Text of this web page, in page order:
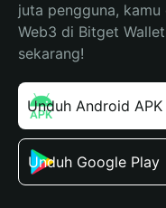
juta pengguna,
Web3 di Bitget
sekarang!
Unduh Android APK
Unduh Google Play